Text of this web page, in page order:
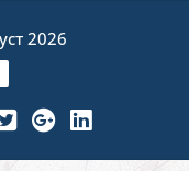
2026